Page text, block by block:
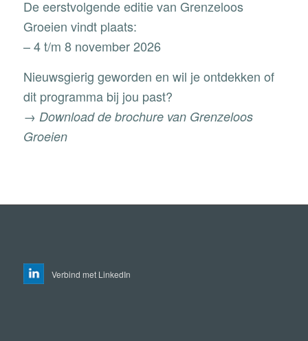
De eerstvolgende editie van Grenzeloos
Groeien vindt plaats:
–4t/m 8 november 2026
Nieuwsgierig geworden en wil je ontdekken of
dit programma bij jou past?
→ Download de brochure van Grenzeloos
Groeien
Verbind met LinkedIn